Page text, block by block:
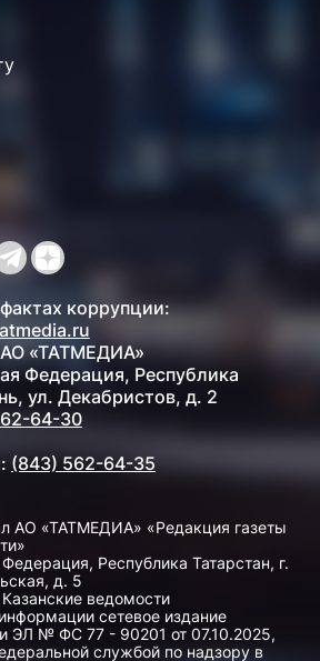
коррупции:
«ТАТМЕДИА»
Федерация, Республика
ул. Декабристов, д. 2
64-30
: (843) 562-64-35
АО «ТАТМЕДИА» «Редакция газеты
Республика Татарстан, г.
д. 5
ведомости
сетевое издание
ЭЛ № ФС 77 - 90201 от 07.10.2025,
службой по надзору в